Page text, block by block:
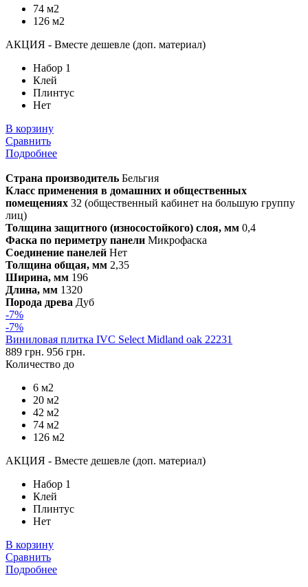
74 м2
126 м2
АКЦИЯ - Вместе дешевле (доп. материал)
Набор 1
Клей
Плинтус
Нет
В корзину
Сравнить
Подробнее
Страна производитель Бельгия
Класс применения в домашних и общественных
помещениях 32 (общественный кабинет на большую группу
лиц)
Толщина защитного (износостойкого) слоя, мм 0,4
Фаска по периметру панели Микрофаска
Соединение панелей Нет
Толщина общая, мм 2,35
Ширина, мм 196
Длина, мм 1320
Порода древа Дуб
-7%
-7%
Виниловая плитка IVC Select Midland oak 22231
889 грн. 956 грн.
Количество до
6 м2
20 м2
42 м2
74 м2
126 м2
АКЦИЯ - Вместе дешевле (доп. материал)
Набор 1
Клей
Плинтус
Нет
В корзину
Сравнить
Подробнее